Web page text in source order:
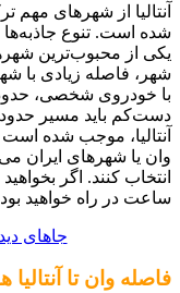
آنتالیا از شهرهای
شده است. تنوع جاذبه‌ها
یکی از محبوب‌ترین
شهر، فاصله زیادی با
آنتالیا، موجب شده
وان یا شهرهای ایران
ساعت در راه خواهید
جاهای
فاصله وان تا آنتالیا